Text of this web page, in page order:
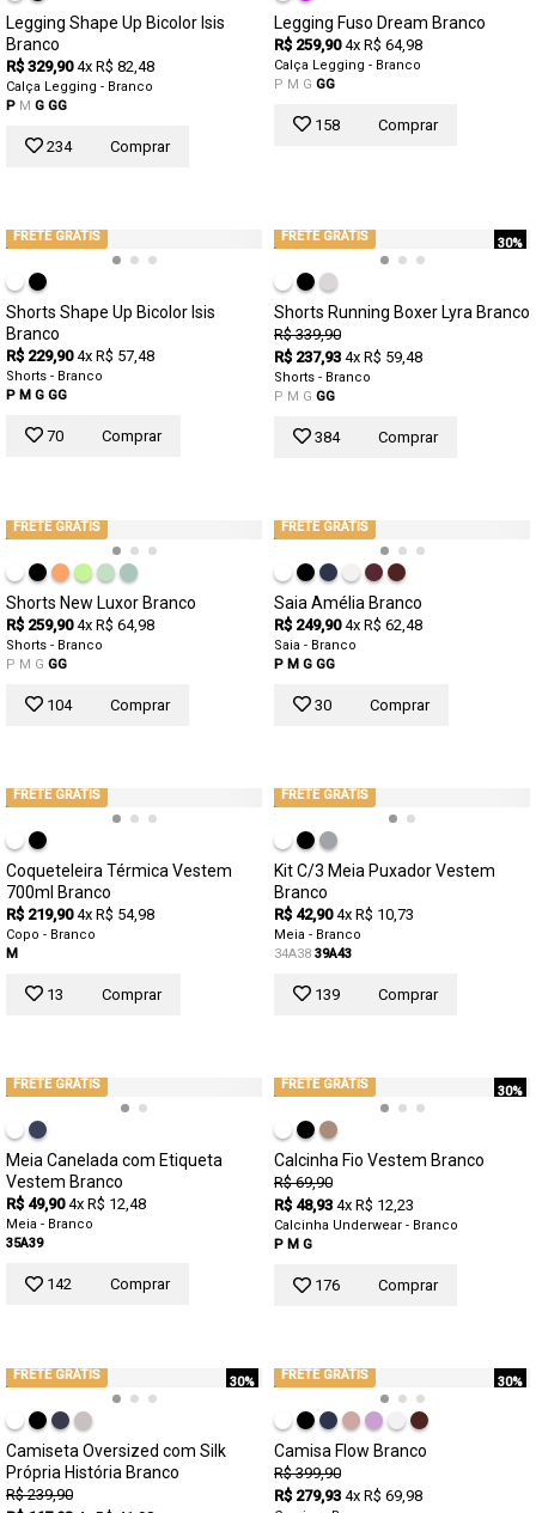
Legging Shape Up Bicolor Isis
Branco
R$ 329,90 4x R$ 82,48
Calça Legging - Branco
P M G GG
234 Comprar
Legging Fuso Dream Branco
R$ 259,90 4x R$ 64,98
Calça Legging - Branco
P M G GG
158 Comprar
FRETE GRÁTIS
Shorts Shape Up Bicolor Isis
Branco
R$ 229,90 4x R$ 57,48
Shorts - Branco
P M G GG
70 Comprar
30%
FRETE GRÁTIS
Shorts Running Boxer Lyra Branco
R$ 339,90
R$ 237,93 4x R$ 59,48
Shorts - Branco
P M G GG
384 Comprar
FRETE GRÁTIS
Shorts New Luxor Branco
R$ 259,90 4x R$ 64,98
Shorts - Branco
P M G GG
104 Comprar
FRETE GRÁTIS
Saia Amélia Branco
R$ 249,90 4x R$ 62,48
Saia - Branco
P M G GG
30 Comprar
FRETE GRÁTIS
Coqueteleira Térmica Vestem
700ml Branco
R$ 219,90 4x R$ 54,98
Copo - Branco
M
13 Comprar
FRETE GRÁTIS
Kit C/3 Meia Puxador Vestem
Branco
R$ 42,90 4x R$ 10,73
Meia - Branco
34A38 39A43
139 Comprar
FRETE GRÁTIS
Meia Canelada com Etiqueta
Vestem Branco
R$ 49,90 4x R$ 12,48
Meia - Branco
35A39
142 Comprar
30%
FRETE GRÁTIS
Calcinha Fio Vestem Branco
R$ 69,90
R$ 48,93 4x R$ 12,23
Calcinha Underwear - Branco
P M G
176 Comprar
30%
FRETE GRÁTIS
Camiseta Oversized com Silk
Própria História Branco
R$ 239,90
30%
FRETE GRÁTIS
Camisa Flow Branco
R$ 399,90
R$ 279,93 4x R$ 69,98